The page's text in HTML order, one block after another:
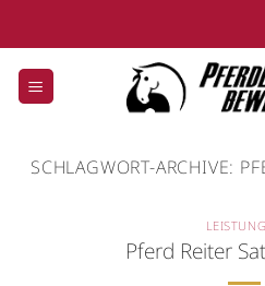
springen
SCHLAGWORT-ARCHIVE:
Pferd Reiter